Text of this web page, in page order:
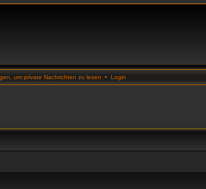
um private Nachrichten zu lesen • Login